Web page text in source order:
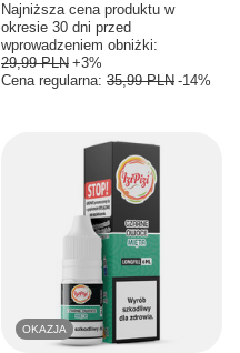
Najniższa cena produktu w
okresie 30 dni przed
wprowadzeniem obniżki:
29,99 PLN +3%
Cena regularna: 35,99 PLN -14%
OKAZJA